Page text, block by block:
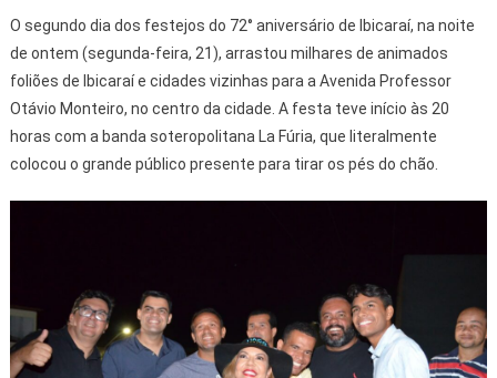
O segundo dia dos festejos do 72° aniversário de Ibicaraí, na noite
de ontem (segunda-feira, 21), arrastou milhares de animados
foliões de Ibicaraí e cidades vizinhas para a Avenida Professor
Otávio Monteiro, no centro da cidade. A festa teve início às 20
horas com a banda soteropolitana La Fúria, que literalmente
colocou o grande público presente para tirar os pés do chão.